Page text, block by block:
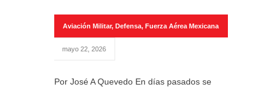
Aviación Militar, Defensa, Fuerza Aérea Mexicana
mayo 22, 2026
Por José A Quevedo En días pasados se